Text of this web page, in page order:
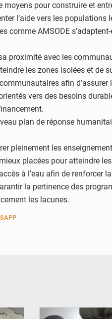
moyens pour construire et
l’aide vers les populations
comme AMSODE
proximité avec les
les zones isolées et
afin
vers des besoins
plan de réponse
pleinement les
placées pour atteindre
à l’eau afin de
la pertinence des
les lacunes.